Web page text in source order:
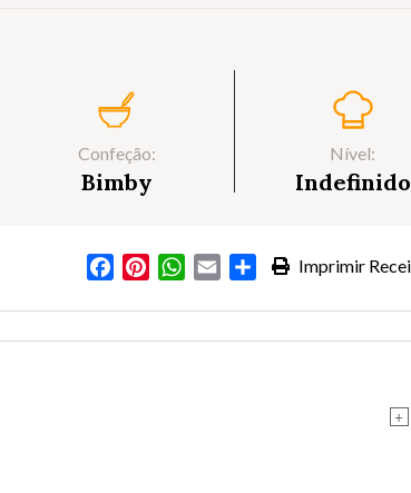
Confeção:
Bimby
Nível:
Indefinido
Imprimir
FacebookPinterestWhatsApp
Email Partilhar
+